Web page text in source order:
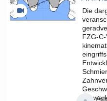
Kategorien: Studium und
Lehre, Fakultät für
Wirtschaftswissenschaften
Die
FZG-
die